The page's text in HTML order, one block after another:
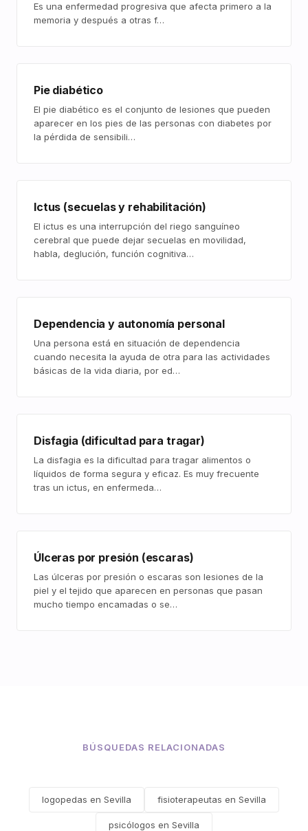
Es una enfermedad progresiva que afecta primero a la
memoria y después a otras f…
Pie diabético
El pie diabético es el conjunto de lesiones que pueden
aparecer en los pies de las personas con diabetes por
la pérdida de sensibili…
Ictus (secuelas y rehabilitación)
El ictus es una interrupción del riego sanguíneo
cerebral que puede dejar secuelas en movilidad,
habla, deglución, función cognitiva…
Dependencia y autonomía personal
Una persona está en situación de dependencia
cuando necesita la ayuda de otra para las actividades
básicas de la vida diaria, por ed…
Disfagia (dificultad para tragar)
La disfagia es la dificultad para tragar alimentos o
líquidos de forma segura y eficaz. Es muy frecuente
tras un ictus, en enfermeda…
Úlceras por presión (escaras)
Las úlceras por presión o escaras son lesiones de la
piel y el tejido que aparecen en personas que pasan
mucho tiempo encamadas o se…
BÚSQUEDAS RELACIONADAS
logopedas en Sevilla fisioterapeutas en Sevilla
psicólogos en Sevilla